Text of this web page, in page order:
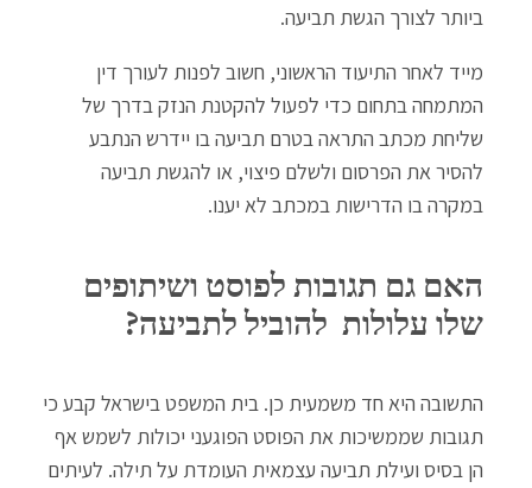
ביותר לצורך הגשת תביעה.
מייד לאחר התיעוד הראשוני, חשוב לפנות לעורך דין
המתמחה בתחום כדי לפעול להקטנת הנזק בדרך של
שליחת מכתב התראה בטרם תביעה בו יידרש הנתבע
להסיר את הפרסום ולשלם פיצוי, או להגשת תביעה
במקרה בו הדרישות במכתב לא יענו.
האם גם תגובות לפוסט ושיתופים
שלו עלולות להוביל לתביעה?
התשובה היא חד משמעית כן. בית המשפט בישראל קבע כי
תגובות שממשיכות את הפוסט הפוגעני יכולות לשמש אף
הן בסיס ועילת תביעה עצמאית העומדת על תילה. לעיתים